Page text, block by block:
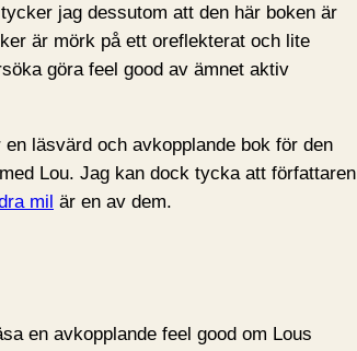
jag dessutom att den här boken är
är mörk på ett oreflekterat och lite
göra feel good av ämnet aktiv
läsvärd och avkopplande bok för den
Lou. Jag kan dock tycka att författaren
mil är en av dem.
en avkopplande feel good om Lous